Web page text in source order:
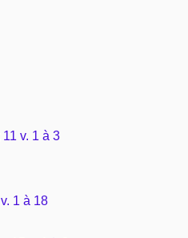
de lecture
v. 1 à 3
1 à 18